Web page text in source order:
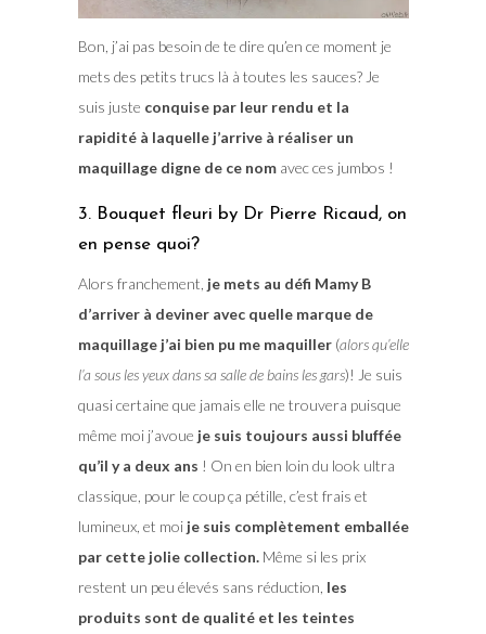
Bon, j’ai pas besoin de te dire qu’en ce moment je
mets des petits trucs là à toutes les sauces? Je
suis juste conquise par leur rendu et la
rapidité à laquelle j’arrive à réaliser un
maquillage digne de ce nomavec ces jumbos !
3. Bouquet fleuri by Dr Pierre Ricaud, on
en pense quoi?
Alors franchement, je mets au défi Mamy B
d’arriver à deviner avec quelle marque de
maquillage j’ai bien pu me maquiller(alors qu’elle
l’a sous les yeux dans sa salle de bains les gars)! Je suis
quasi certaine que jamais elle ne trouvera puisque
même moi j’avoue je suis toujours aussi bluffée
qu’il y a deux ans ! On en bien loin du look ultra
classique, pour le coup ça pétille, c’est frais et
lumineux, et moije suis complètement emballée
par cette jolie collection.Même si les prix
restent un peu élevés sans réduction, les
produits sont de qualité et les teintes